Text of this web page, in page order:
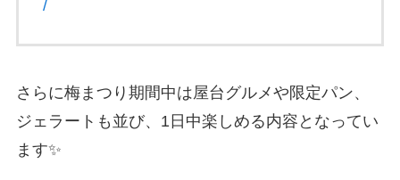
/
さらに梅まつり期間中は屋台グルメや限定パン、
ジェラートも並び、1日中楽しめる内容となってい
ます✨